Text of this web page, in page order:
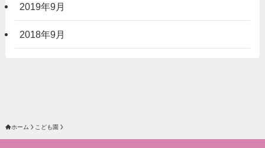
2019年9月
2018年9月
ホーム こども園